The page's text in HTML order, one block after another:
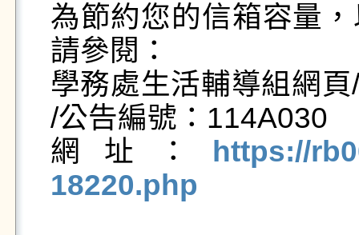
為節約您的信箱容量
請參閱：
學務處生活輔導組網
/公告編號：114A030
網址：
https://
18220.php